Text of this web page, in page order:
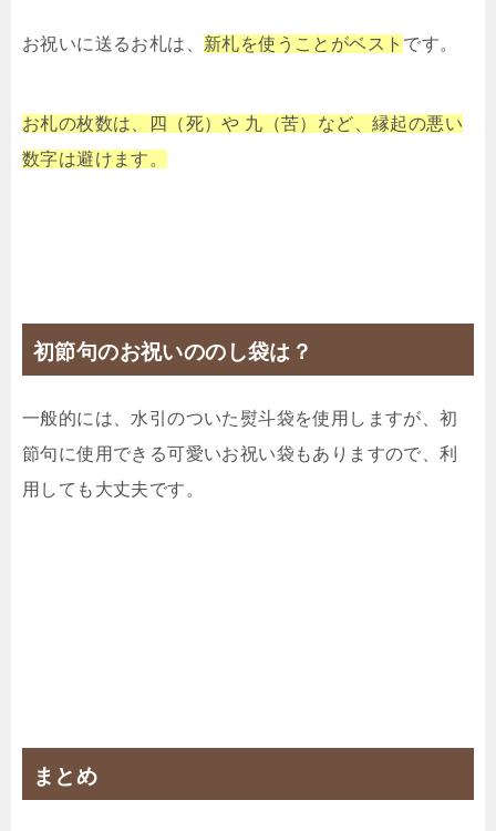
お祝いに送るお札は、 新札を使うことがベスト です。
お札の枚数は、四（死）や 九（苦）など、縁起の悪い
数字は避けます。
初節句のお祝いののし袋は？
一般的には、水引のついた熨斗袋を使用しますが、初
節句に使用できる可愛いお祝い袋もありますので、利
用しても大丈夫です。
まとめ